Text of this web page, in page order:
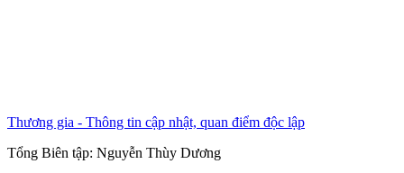
Thương gia - Thông tin cập nhật, quan điểm độc lập
Tổng Biên tập: Nguyễn Thùy Dương